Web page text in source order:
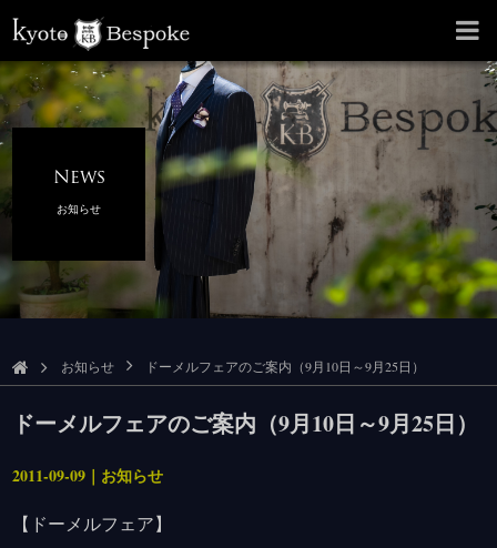
News
お知らせ
お知らせ ドーメルフェアのご案内（9月10日～9月25日）
ドーメルフェアのご案内（9月10日～9月25日）
2011-09-09｜お知らせ
【ドーメルフェア】